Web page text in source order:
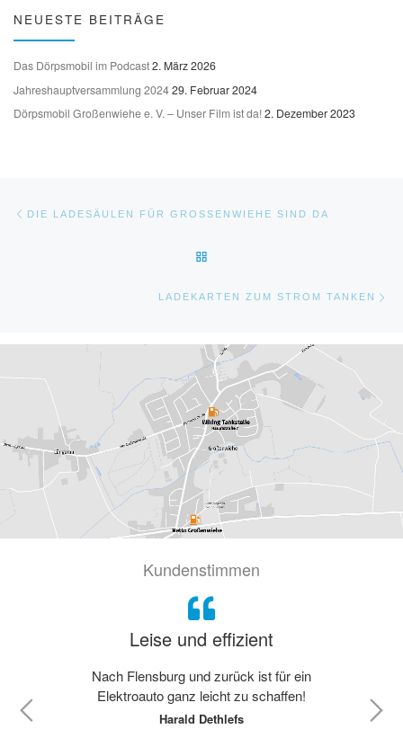
NEUESTE BEITRÄGE
Das Dörpsmobil im Podcast2. März 2026
Jahreshauptversammlung 202429. Februar 2024
Dörpsmobil Großenwiehe e. V. – Unser Film ist da!2. Dezember 2023
DIE LADESÄULEN FÜR GROSSENWIEHE SIND DA
LADEKARTEN ZUM STROM TANKEN
Kundenstimmen
Leise und effizient
Nach Flensburg und zurück ist für ein
Elektroauto ganz leicht zu schaffen!
Harald Dethlefs